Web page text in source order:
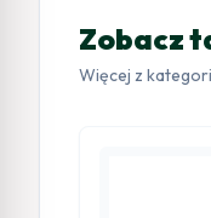
Zobacz
Więcej z